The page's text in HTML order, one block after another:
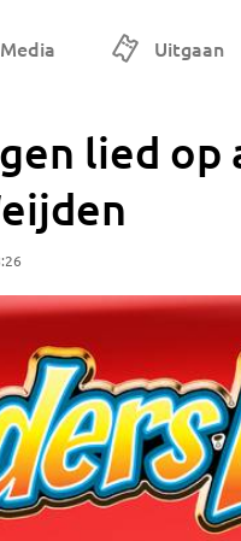
Media Uitgaan
lied op